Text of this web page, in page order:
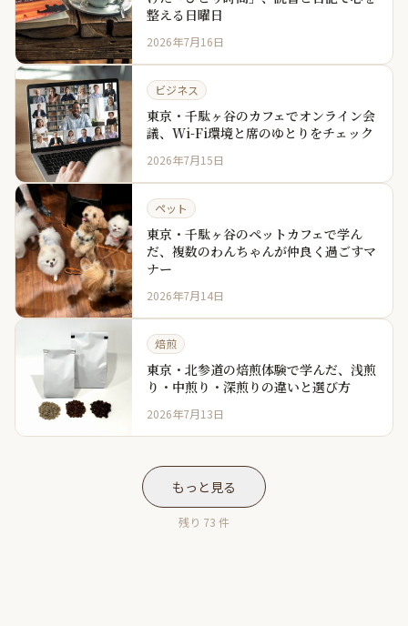
整える日曜日
2026年7月16日
ビジネス
東京・千駄ヶ谷のカフェでオンライン会
議、Wi-Fi環境と席のゆとりをチェック
2026年7月15日
ペット
東京・千駄ヶ谷のペットカフェで学ん
だ、複数のわんちゃんが仲良く過ごすマ
ナー
2026年7月14日
焙煎
東京・北参道の焙煎体験で学んだ、浅煎
り・中煎り・深煎りの違いと選び方
2026年7月13日
もっと見る
残り 73 件